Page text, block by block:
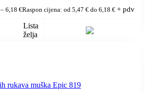
– 6,18 €Raspon cijena: od 5,47 € do 6,18 € + pdv
Lista
želja